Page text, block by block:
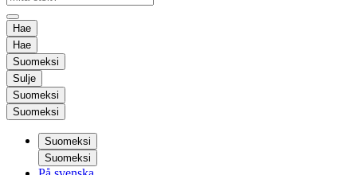
Hae
Hae
Suomeksi
Sulje
Suomeksi
Suomeksi
Suomeksi
Suomeksi